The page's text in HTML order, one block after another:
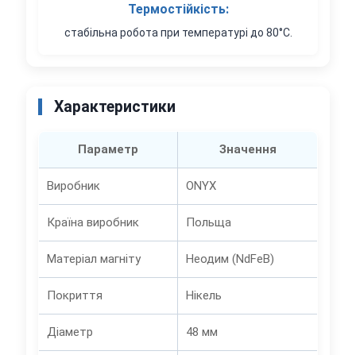
Термостійкість:
стабільна робота при температурі до 80°C.
Характеристики
Параметр Значення
Виробник ONYX
Країна виробник Польща
Матеріал магніту Неодим (NdFeB)
Покриття Нікель
Діаметр 48 мм